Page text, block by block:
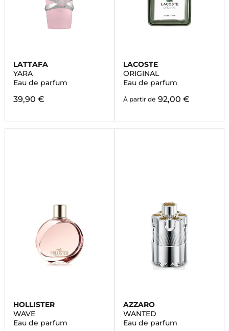
LATTAFA
YARA
Eau de parfum
39,90 €
LACOSTE
ORIGINAL
Eau de parfum
À partir de 92,00 €
HOLLISTER
WAVE
Eau de parfum
AZZARO
WANTED
Eau de parfum